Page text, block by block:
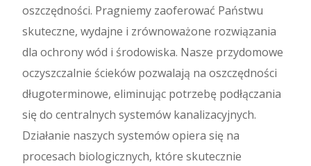
oszczędności. Pragniemy zaoferować Państwu
skuteczne, wydajne i zrównoważone rozwiązania
dla ochrony wód i środowiska. Nasze przydomowe
oczyszczalnie ścieków pozwalają na oszczędności
długoterminowe, eliminując potrzebę podłączania
się do centralnych systemów kanalizacyjnych.
Działanie naszych systemów opiera się na
procesach biologicznych, które skutecznie